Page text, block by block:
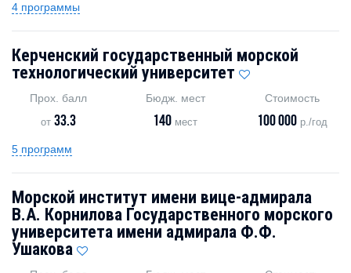
4 программы
Керченский государственный морской
технологический университет
Прох. балл
от33.3
Бюдж. мест
140 мест
Стоимость
100 000 р./год
5 программ
Морской институт имени вице-адмирала
В.А. Корнилова Государственного морского
университета имени адмирала Ф.Ф.
Ушакова